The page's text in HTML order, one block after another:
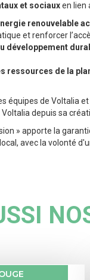
et sociauxen lien
renouvelable
et renforcer
développement
ressources de la
équipes de
depuis sa
» apporte la
avec la volonté